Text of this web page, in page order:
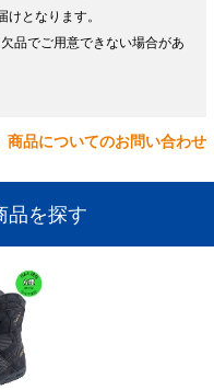
となります。
品でご用意できない場合があ
商品についてのお問い合わせ
品を探す